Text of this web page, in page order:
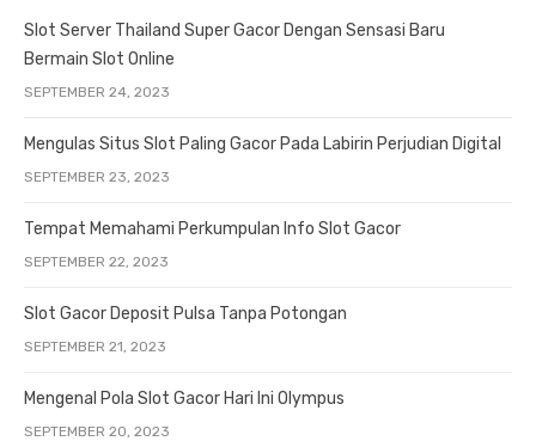
Slot Server Thailand Super Gacor Dengan Sensasi Baru
Bermain Slot Online
SEPTEMBER 24, 2023
Mengulas Situs Slot Paling Gacor Pada Labirin Perjudian Digital
SEPTEMBER 23, 2023
Tempat Memahami Perkumpulan Info Slot Gacor
SEPTEMBER 22, 2023
Slot Gacor Deposit Pulsa Tanpa Potongan
SEPTEMBER 21, 2023
Mengenal Pola Slot Gacor Hari Ini Olympus
SEPTEMBER 20, 2023